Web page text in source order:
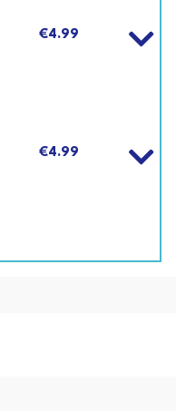
€4.99
€4.99